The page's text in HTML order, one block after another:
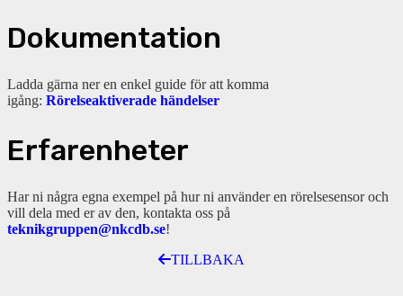
Dokumentation
Ladda gärna ner en enkel guide för att komma
igång: Rörelseaktiverade händelser
Erfarenheter
Har ni några egna exempel på hur ni använder en rörelsesensor och
vill dela med er av den, kontakta oss på
teknikgruppen@nkcdb.se!
TILLBAKA